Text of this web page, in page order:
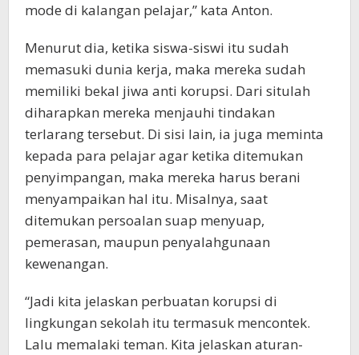
mode di kalangan pelajar,” kata Anton.
Menurut dia, ketika siswa-siswi itu sudah
memasuki dunia kerja, maka mereka sudah
memiliki bekal jiwa anti korupsi. Dari situlah
diharapkan mereka menjauhi tindakan
terlarang tersebut. Di sisi lain, ia juga meminta
kepada para pelajar agar ketika ditemukan
penyimpangan, maka mereka harus berani
menyampaikan hal itu. Misalnya, saat
ditemukan persoalan suap menyuap,
pemerasan, maupun penyalahgunaan
kewenangan.
“Jadi kita jelaskan perbuatan korupsi di
lingkungan sekolah itu termasuk mencontek.
Lalu memalaki teman. Kita jelaskan aturan-